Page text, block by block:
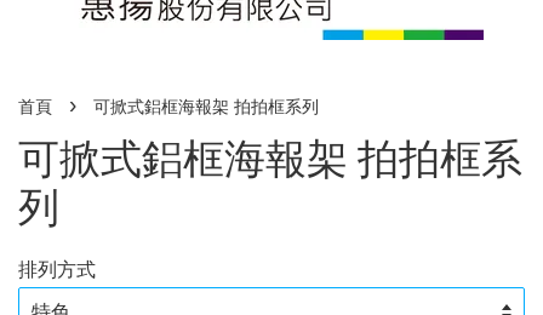
首頁 › 可掀式鋁框海報架 拍拍框系列
可掀式鋁框海報架 拍拍框系
列
排列方式